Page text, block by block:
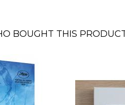
BOUGHT THIS